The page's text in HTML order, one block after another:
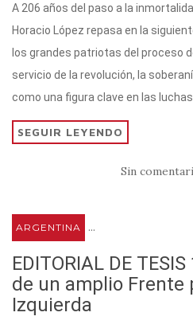
it
te
r
at
s
A
p
p
e
gr
a
m
c
e
b
o
m
p
ar
ti
A 206 años del paso a la
Horacio López repasa en la
los grandes patriotas del proceso
servicio de la revolución, la
como una figura clave en las luchas
SEGUIR LEYENDO
Sin
ARGENTINA ...
EDITORIAL DE
de un amplio Frente
Izquierda